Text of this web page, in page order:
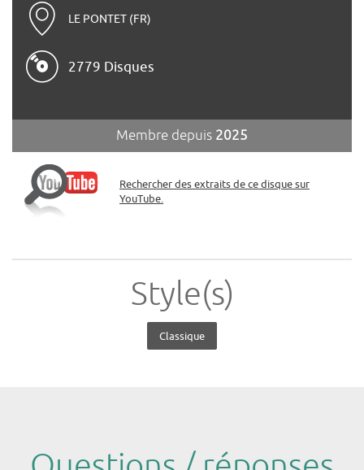
LE PONTET (FR)
2779 Disques
Membre depuis 2025
Rechercher des extraits de ce disque sur
YouTube.
Style(s)
Classique